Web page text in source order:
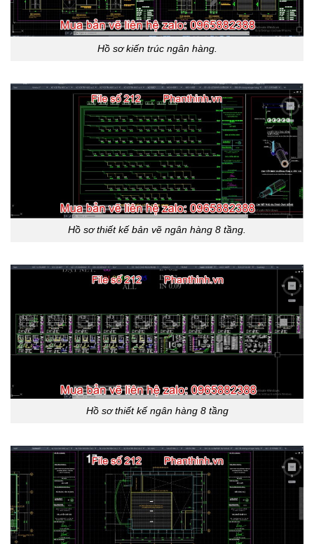
Hồ sơ kiến trúc ngân hàng.
Hồ sơ thiết kế bản vẽ ngân hàng 8 tầng.
Hồ sơ thiết kế ngân hàng 8 tầng